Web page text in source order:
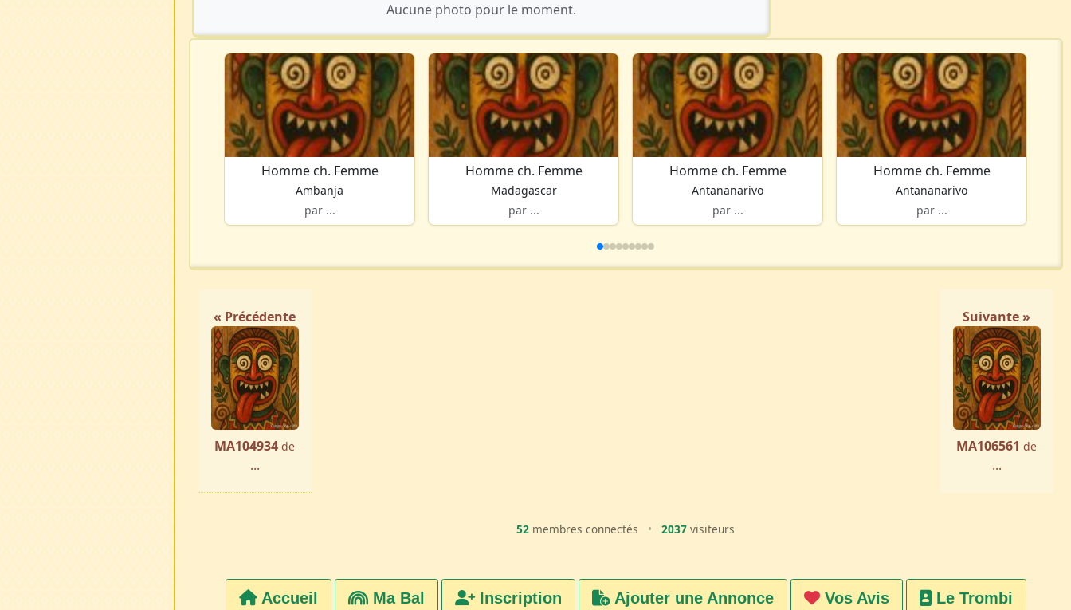
Aucune photo pour le moment.
Homme ch. Femme
Ambanja
par ...
Homme ch. Femme
Madagascar
par ...
Homme ch. Femme
Antananarivo
par ...
Homme ch. Femme
Antananarivo
par ...
« Précédente
MA104934 de
...
Suivante »
MA106561 de
...
52 membres connectés • 2037 visiteurs
Accueil Ma Bal Inscription Ajouter une Annonce Vos Avis Le Trombi